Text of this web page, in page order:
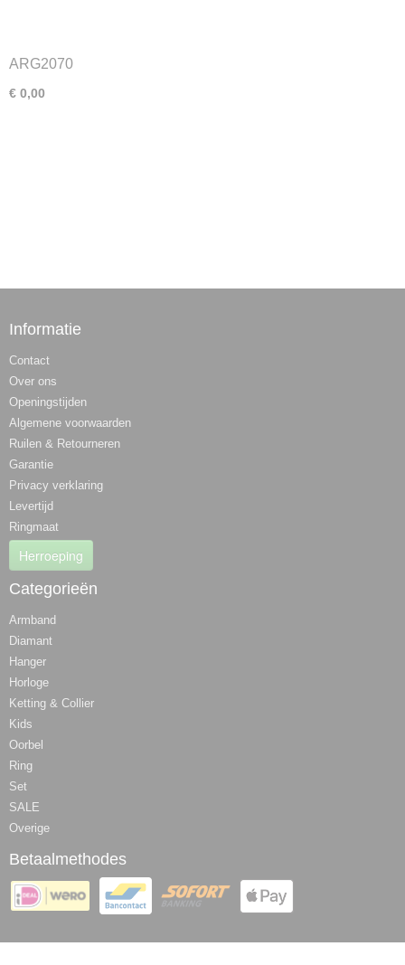
ARG2070
€ 0,00
Informatie
Contact
Over ons
Openingstijden
Algemene voorwaarden
Ruilen & Retourneren
Garantie
Privacy verklaring
Levertijd
Ringmaat
Herroeping
Categorieën
Armband
Diamant
Hanger
Horloge
Ketting & Collier
Kids
Oorbel
Ring
Set
SALE
Overige
Betaalmethodes